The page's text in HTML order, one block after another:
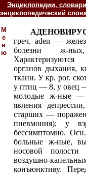
Энциклопедии,
энциклопедический
М
е
н
ю
греч. aden —
болезни ж-
органов дыхания,
ткани. У кр. рог.
у птиц — 8, у овец
молодые ж-ные —
явления
старших —
пневмония); у
бессимптомно.
больные ж-ные,
носовой
воздушно-
конъюнктиву.